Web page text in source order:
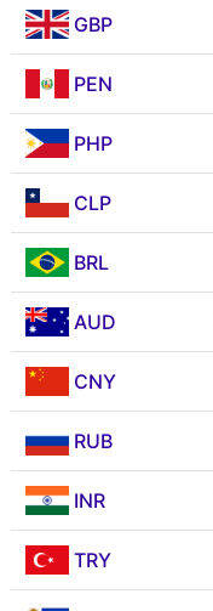
GBP
PEN
PHP
CLP
BRL
AUD
CNY
RUB
INR
TRY